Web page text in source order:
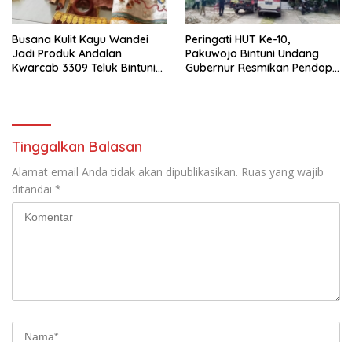
Busana Kulit Kayu Wandei
Jadi Produk Andalan
Kwarcab 3309 Teluk Bintuni
Peringati HUT Ke-10,
Pakuwojo Bintuni Undang
Gubernur Resmikan Pendopo
Tinggalkan Balasan
Alamat email Anda tidak akan dipublikasikan. Ruas yang wajib
ditandai *